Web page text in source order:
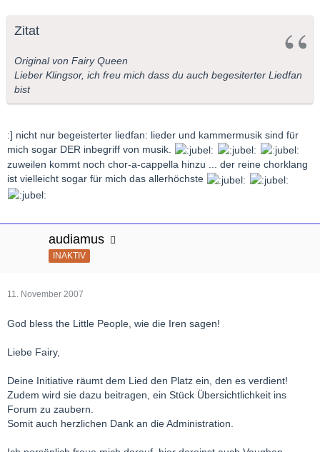
Zitat
Original von Fairy Queen
Lieber Klingsor, ich freu mich dass du auch begesiterter Liedfan
bist
:] nicht nur begeisterter liedfan: lieder und kammermusik sind für
mich sogar DER inbegriff von musik.
zuweilen kommt noch chor-a-cappella hinzu ... der reine chorklang
ist vielleicht sogar für mich das allerhöchste
audiamus
INAKTIV
11. November 2007
God bless the Little People, wie die Iren sagen!
Liebe Fairy,
Deine Initiative räumt dem Lied den Platz ein, den es verdient!
Zudem wird sie dazu beitragen, ein Stück Übersichtlichkeit ins
Forum zu zaubern.
Somit auch herzlichen Dank an die Administration.